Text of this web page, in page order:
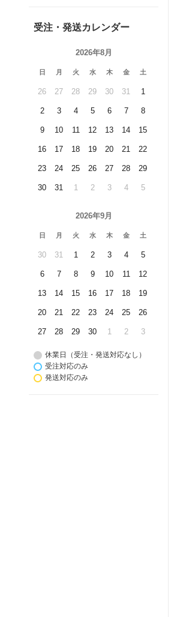
受注・発送カレンダー
2026年8月
日 月 火 水 木 金 土
26 27 28 29 30 31 1
2 3 4 5 6 7 8
9 10 11 12 13 14 15
16 17 18 19 20 21 22
23 24 25 26 27 28 29
30 31 1 2 3 4 5
2026年9月
日 月 火 水 木 金 土
30 31 1 2 3 4 5
6 7 8 9 10 11 12
13 14 15 16 17 18 19
20 21 22 23 24 25 26
27 28 29 30 1 2 3
休業日（受注・発送対応なし）
受注対応のみ
発送対応のみ
15
位
【 7種類から 選べる 】 ベルト メンズ
ベルト レザー 紳士 [ ベルト BELT ビ
おしゃれ バックル ビジネスベルト 仕
[ ウォーキングシューズ メンズ 4E ]
ップ KNEESUP ライフウォーカー LI
広 アシックス ラクウォーク ひざ 関
節痛 O脚 歩行を快適にサポート 男性
50代 60代 70代 80代 ウォーキング 膝
外反母趾 ]
14,300